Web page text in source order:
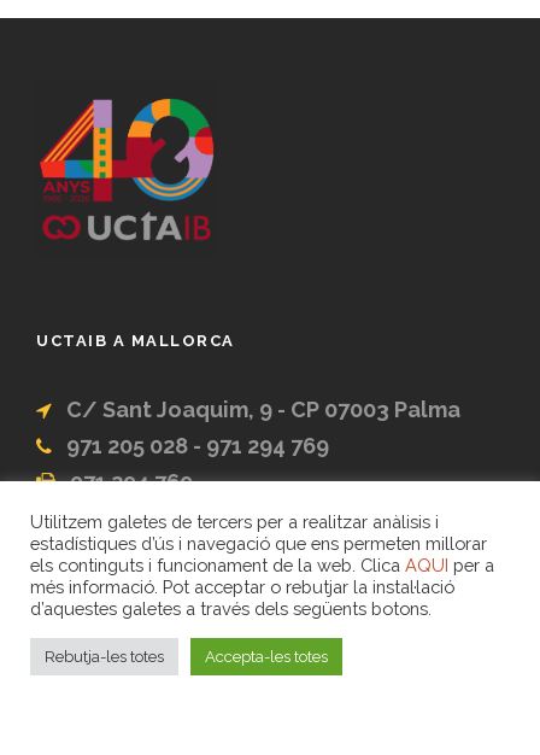
UCTAIB A MALLORCA
C/ Sant Joaquim, 9 - CP 07003 Palma
971 205 028 - 971 294 769
971 294 769
administracio@uctaib.coop
Avís legal
Privacitat
Utilitzem galetes de tercers per a realitzar anàlisis i
estadístiques d’ús i navegació que ens permeten millorar
els continguts i funcionament de la web. Clica AQUI per a
més informació. Pot acceptar o rebutjar la instal·lació
d’aquestes galetes a través dels següents botons.
Rebutja-les totes Accepta-les totes